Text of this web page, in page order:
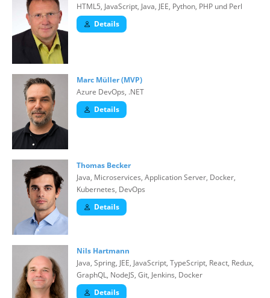
HTML5, JavaScript, Java, JEE, Python, PHP und Perl
Details
Marc Müller (MVP)
Azure DevOps, .NET
Details
Thomas Becker
Java, Microservices, Application Server, Docker,
Kubernetes, DevOps
Details
Nils Hartmann
Java, Spring, JEE, JavaScript, TypeScript, React, Redux,
GraphQL, NodeJS, Git, Jenkins, Docker
Details